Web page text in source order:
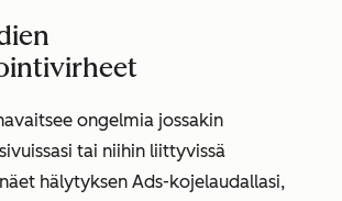
ongelmia jossakin
tai niihin liittyvissä
hälytyksen Ads-kojelaudallasi,